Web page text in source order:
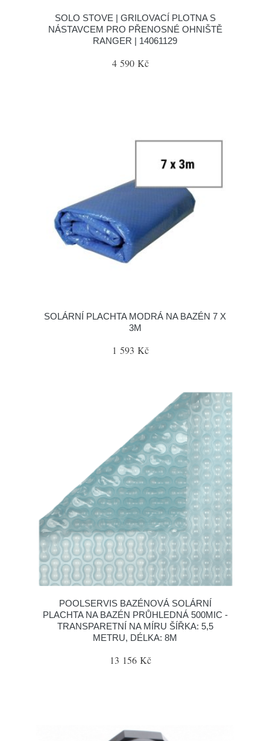
SOLO STOVE | GRILOVACÍ PLOTNA S
NÁSTAVCEM PRO PŘENOSNÉ OHNIŠTĚ
RANGER | 14061129
4 590 Kč
SOLÁRNÍ PLACHTA MODRÁ NA BAZÉN 7 X
3M
1 593 Kč
POOLSERVIS BAZÉNOVÁ SOLÁRNÍ
PLACHTA NA BAZÉN PRŮHLEDNÁ 500MIC -
TRANSPARETNÍ NA MÍRU ŠÍŘKA: 5,5
METRU, DÉLKA: 8M
13 156 Kč